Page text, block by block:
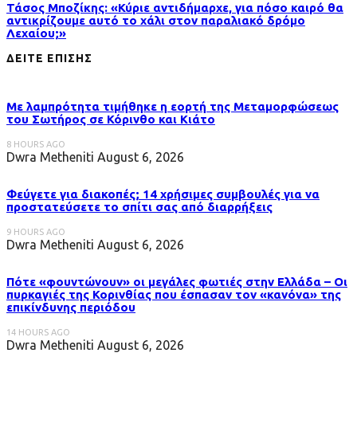
Τάσος Μποζίκης: «Κύριε αντιδήμαρχε, για πόσο καιρό θα
αντικρίζουμε αυτό το χάλι στον παραλιακό δρόμο
Λεχαίου;»
ΔΕΙΤΕ ΕΠΙΣΗΣ
Με λαμπρότητα τιμήθηκε η εορτή της Μεταμορφώσεως
του Σωτήρος σε Κόρινθο και Κιάτο
8 HOURS AGO
Dwra Metheniti August 6, 2026
Φεύγετε για διακοπές; 14 χρήσιμες συμβουλές για να
προστατεύσετε το σπίτι σας από διαρρήξεις
9 HOURS AGO
Dwra Metheniti August 6, 2026
Πότε «φουντώνουν» οι μεγάλες φωτιές στην Ελλάδα – Οι
πυρκαγιές της Κορινθίας που έσπασαν τον «κανόνα» της
επικίνδυνης περιόδου
14 HOURS AGO
Dwra Metheniti August 6, 2026